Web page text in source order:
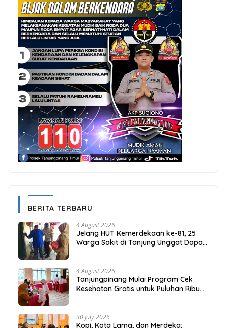
BERITA TERBARU
4 August 2026
Jelang HUT Kemerdekaan ke-81, 25
Warga Sakit di Tanjung Unggat Dapat
4 August 2026
Tanjungpinang Mulai Program Cek
Kesehatan Gratis untuk Puluhan Ribu
30 July 2026
Kopi, Kota Lama, dan Merdeka: